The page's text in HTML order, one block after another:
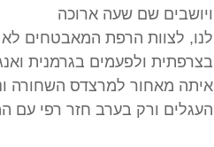
ויושבים שם שעה ארוכה
לנו, לצוות הרפת המאבטחים
בצרפתית ולפעמים בגרמנית
איתה מאחור למרצדס השחורה
העגלים ורק בערב חזר רפי עם